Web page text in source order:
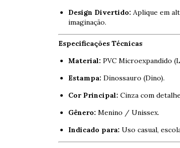
Design Divertido: Aplique em
imaginação.
Especificações Técnicas
Material: PVC Microexpandido
Estampa: Dinossauro (Dino).
Cor Principal: Cinza com
Gênero: Menino / Unissex.
Indicado para: Uso casual,